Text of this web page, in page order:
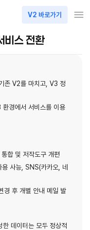
V2 바로가기
비스 전환
존 V2를 마치고, V3 정
경에서 서비스를 이용
합 및 저작도구 개편
사능, SNS(카카오, 네
경 후 개별 안내 메일 발
데이터는 모두 정상적